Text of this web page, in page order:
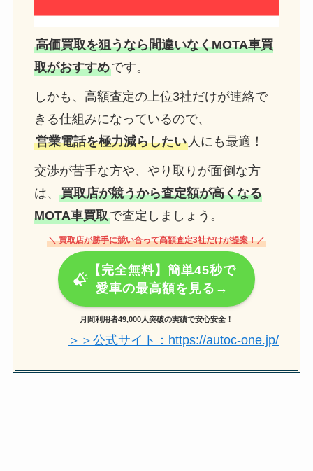
高価買取を狙うなら間違いなくMOTA車買
取がおすすめです。
しかも、高額査定の上位3社だけが連絡で
きる仕組みになっているので、
営業電話を極力減らしたい人にも最適！
交渉が苦手な方や、やり取りが面倒な方
は、 買取店が競うから査定額が高くなる
MOTA車買取で査定しましょう。
＼ 買取店が勝手に競い合って高額査定3社だけが提案！／
【完全無料】簡単45秒で
愛車の最高額を見る→
月間利用者49,000人突破の実績で安心安全！
＞＞公式サイト：https://autoc-one.jp/